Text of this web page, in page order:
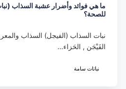
ما هي فوائد وأضرار عشبة السذاب
للصحة؟
نبات السذاب (الفيجل) السذاب
الفَيْجَن , الحَزاء…
نباتات سامة